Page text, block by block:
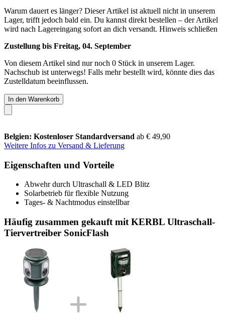
Warum dauert es länger? Dieser Artikel ist aktuell nicht in unserem
Lager, trifft jedoch bald ein. Du kannst direkt bestellen – der Artikel
wird nach Lagereingang sofort an dich versandt. Hinweis schließen
Zustellung bis Freitag, 04. September
Von diesem Artikel sind nur noch 0 Stück in unserem Lager.
Nachschub ist unterwegs! Falls mehr bestellt wird, könnte dies das
Zustelldatum beeinflussen.
In den Warenkorb
Belgien: Kostenloser Standardversand ab € 49,90
Weitere Infos zu Versand & Lieferung
Eigenschaften und Vorteile
Abwehr durch Ultraschall & LED Blitz
Solarbetrieb für flexible Nutzung
Tages- & Nachtmodus einstellbar
Häufig zusammen gekauft mit KERBL Ultraschall-
Tiervertreiber SonicFlash